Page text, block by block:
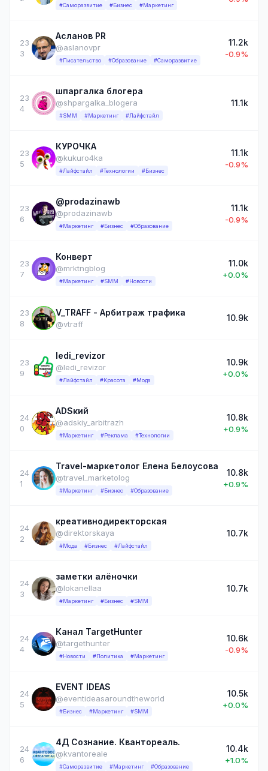
#Саморазвитие #Бизнес #Маркетинг
23
3
Асланов PR
@aslanovpr
#Писательство #Образование #Саморазвитие
11.2k
-0.9%
23
4
шпаргалка блогера
@shpargalka_blogera
#SMM #Маркетинг #Лайфстайл
11.1k
23
5
КУРОЧКА
@kukuro4ka
#Лайфстайл #Технологии #Бизнес
11.1k
-0.9%
23
6
@prodazinawb
@prodazinawb
#Маркетинг #Бизнес #Образование
11.1k
-0.9%
23
7
Конверт
@mrktngblog
#Маркетинг #SMM #Новости
11.0k
+0.0%
23
8
V_TRAFF - Арбитраж трафика
@vtraff
10.9k
23
9
ledi_revizor
@ledi_revizor
#Лайфстайл #Красота #Мода
10.9k
+0.0%
24
0
ADSкий
@adskiy_arbitrazh
#Маркетинг #Реклама #Технологии
10.8k
+0.9%
24
1
Travel-маркетолог Елена Белоусова
@travel_marketolog
#Маркетинг #Бизнес #Образование
10.8k
+0.9%
24
2
креативнодиректорская
@direktorskaya
#Мода #Бизнес #Лайфстайл
10.7k
24
3
заметки алёночки
@lokanellaa
#Маркетинг #Бизнес #SMM
10.7k
24
4
Канал TargetHunter
@targethunter
#Новости #Политика #Маркетинг
10.6k
-0.9%
24
5
EVENT IDEAS
@eventideasaroundtheworld
#Бизнес #Маркетинг #SMM
10.5k
+0.0%
24
6
4Д Сознание. Квантореаль.
@kvantoreale
#Саморазвитие #Маркетинг #Образование
10.4k
+1.0%